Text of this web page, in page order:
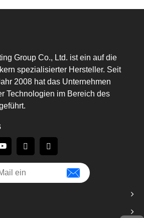
Group Co., Ltd. ist ein auf die
spezialisierter Hersteller. Seit
2008 hat das Unternehmen
Technologien im Bereich des